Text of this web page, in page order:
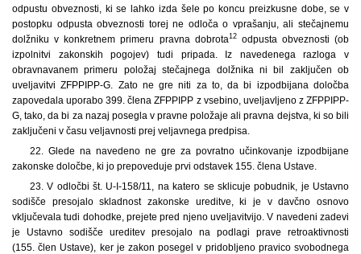
odpustu obveznosti, ki se lahko izda šele po koncu preizkusne dobe, se v
postopku odpusta obveznosti torej ne odloča o vprašanju, ali stečajnemu
dolžniku v konkretnem primeru pravna dobrota12odpusta obveznosti (ob
izpolnitvi zakonskih pogojev) tudi pripada. Iz navedenega razloga v
obravnavanem primeru položaj stečajnega dolžnika ni bil zaključen ob
uveljavitvi ZFPPIPP-G. Zato ne gre niti za to, da bi izpodbijana določba
zapovedala uporabo 399. člena ZFPPIPP z vsebino, uveljavljeno z ZFPPIPP-
G, tako, da bi za nazaj posegla v pravne položaje ali pravna dejstva, ki so bili
zaključeni v času veljavnosti prej veljavnega predpisa.
22. Glede na navedeno ne gre za povratno učinkovanje izpodbijane
zakonske določbe, ki jo prepoveduje prvi odstavek 155. člena Ustave.
23. V odločbi št. U-I-158/11, na katero se sklicuje pobudnik, je Ustavno
sodišče presojalo skladnost zakonske ureditve, ki je v davčno osnovo
vključevala tudi dohodke, prejete pred njeno uveljavitvijo. V navedeni zadevi
je Ustavno sodišče ureditev presojalo na podlagi prave retroaktivnosti
(155. člen Ustave), ker je zakon posegel v pridobljeno pravico svobodnega